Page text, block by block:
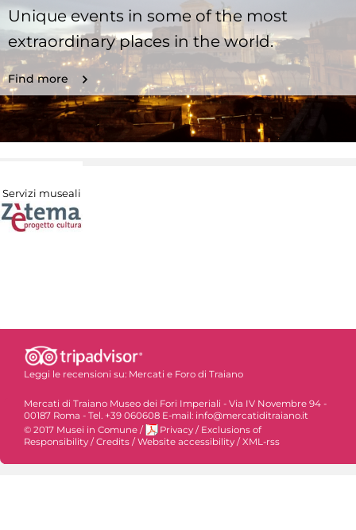
Unique events in some of the most
extraordinary places in the world.
Find more
Servizi museali
Leggi le recensioni su: Mercati e Foro di Traiano
Mercati di Traiano Museo dei Fori Imperiali - Via IV Novembre 94 -
00187 Roma - Tel. +39 060608 E-mail: info@mercatiditraiano.it
© 2017 Musei in Comune / Privacy / Exclusions of
Responsibility / Credits / Website accessibility / XML-rss